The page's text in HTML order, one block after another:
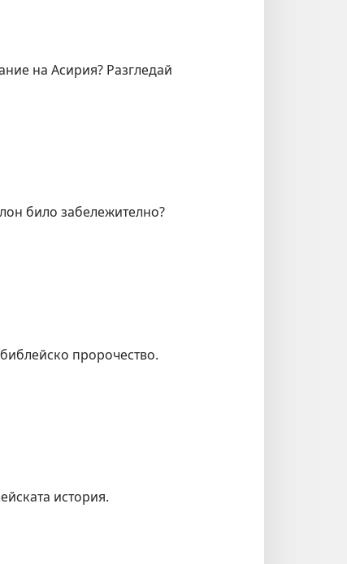
на Асирия? Разгледай
било забележително?
пророчество.
история.